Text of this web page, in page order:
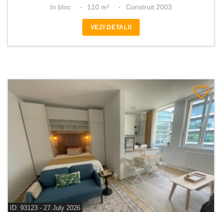
In bloc
110 m² Construit 2003
VEZI DETALII
ID: 93123 - 27 July 2026